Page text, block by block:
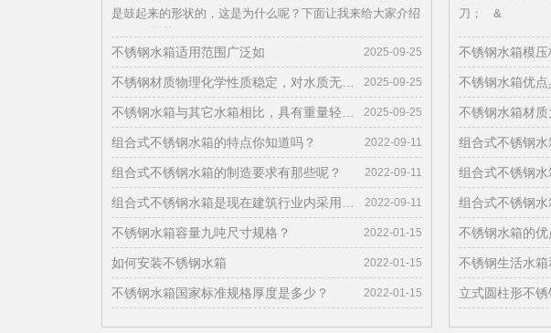
是鼓起来的形状的，这是为什么呢？下面让我来给大家介绍
不锈钢水箱适用范围广泛如 2025-09-25
2025-09-25
2025-09-25
组合式不锈钢水箱的特点你知道吗？ 2022-09-11
组合式不锈钢水箱的制造要求有那些呢？ 2022-09-11
2022-09-11
不锈钢水箱容量九吨尺寸规格？ 2022-01-15
如何安装不锈钢水箱 2022-01-15
不锈钢水箱国家标准规格厚度是多少？ 2022-01-15
刀； &
不锈钢水箱模压
不锈钢水箱材
组合式不锈钢
组合式不锈钢
组合式不锈钢
不锈钢水箱的
立式圆柱形不